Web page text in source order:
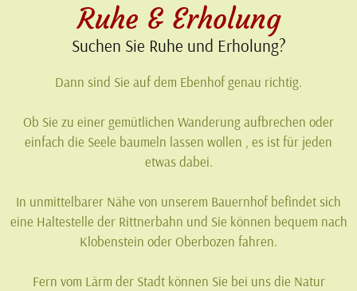
Ruhe & Erholung
Suchen Sie Ruhe und Erholung?
Dann sind Sie auf dem Ebenhof genau richtig.
Ob Sie zu einer gemütlichen Wanderung aufbrechen oder
einfach die Seele baumeln lassen wollen , es ist für jeden
etwas dabei.
In unmittelbarer Nähe von unserem Bauernhof befindet sich
eine Haltestelle der Rittnerbahn und Sie können bequem nach
Klobenstein oder Oberbozen fahren.
Fern vom Lärm der Stadt können Sie bei uns die Natur